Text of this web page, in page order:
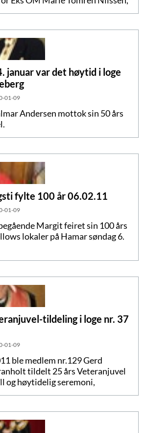
januar var det høytid i loge
01-09
Andersen mottok sin 50 års
fylte 100 år 06.02.11
01-09
Margit feiret sin 100 års
lokaler på Hamar søndag 6.
tildeling i loge nr. 37
01-09
ble medlem nr.129 Gerd
tildelt 25 års Veteranjuvel
og høytidelig seremoni,